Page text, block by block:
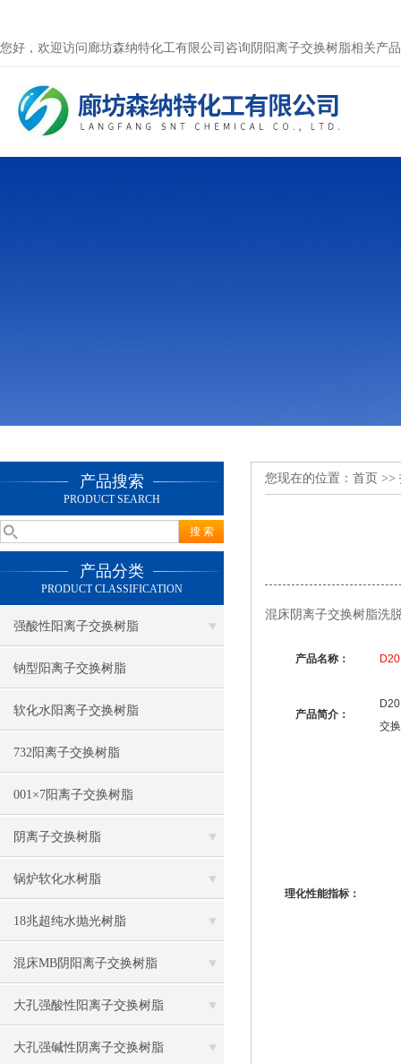
您好，欢迎访问廊坊森纳特化工有限公司咨询阴阳离子交换树脂相关产
产品搜索
PRODUCT SEARCH
产品分类
PRODUCT CLASSIFICATION
强酸性阳离子交换树脂
钠型阳离子交换树脂
软化水阳离子交换树脂
732阳离子交换树脂
001×7阳离子交换树脂
阴离子交换树脂
锅炉软化水树脂
18兆超纯水抛光树脂
混床MB阴阳离子交换树脂
大孔强酸性阳离子交换树脂
大孔强碱性阴离子交换树脂
您现在的位置： 首页 >>
混床阴离子交换树脂洗
产品名称：
产品简介：
交
理化性能指标：